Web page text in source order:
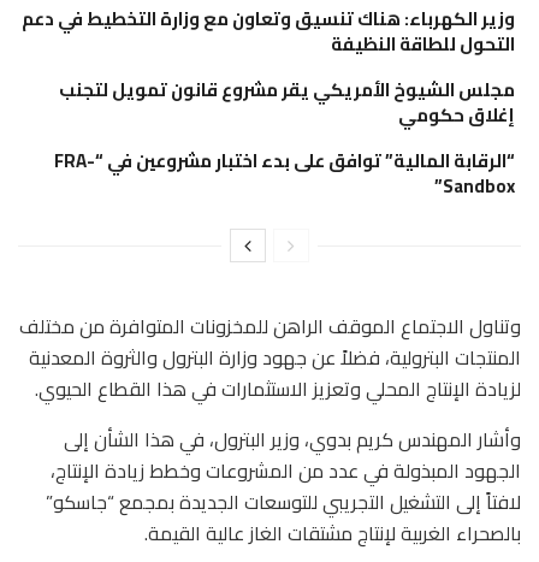
وزير الكهرباء: هناك تنسيق وتعاون مع وزارة التخطيط في دعم
التحول للطاقة النظيفة
مجلس الشيوخ الأمريكي يقر مشروع قانون تمويل لتجنب
إغلاق حكومي
“الرقابة المالية” توافق على بدء اختبار مشروعين في “FRA-
Sandbox”
وتناول الاجتماع الموقف الراهن للمخزونات المتوافرة من مختلف
المنتجات البترولية، فضلاً عن جهود وزارة البترول والثروة المعدنية
لزيادة الإنتاج المحلي وتعزيز الاستثمارات في هذا القطاع الحيوي.
وأشار المهندس كريم بدوي، وزير البترول، في هذا الشأن إلى
الجهود المبذولة في عدد من المشروعات وخطط زيادة الإنتاج،
لافتاً إلى التشغيل التجريبي للتوسعات الجديدة بمجمع “جاسكو”
بالصحراء الغربية لإنتاج مشتقات الغاز عالية القيمة.